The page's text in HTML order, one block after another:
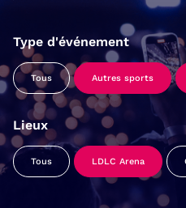
Type d'événement
Tous Autres sports
Lieux
Tous LDLC Arena